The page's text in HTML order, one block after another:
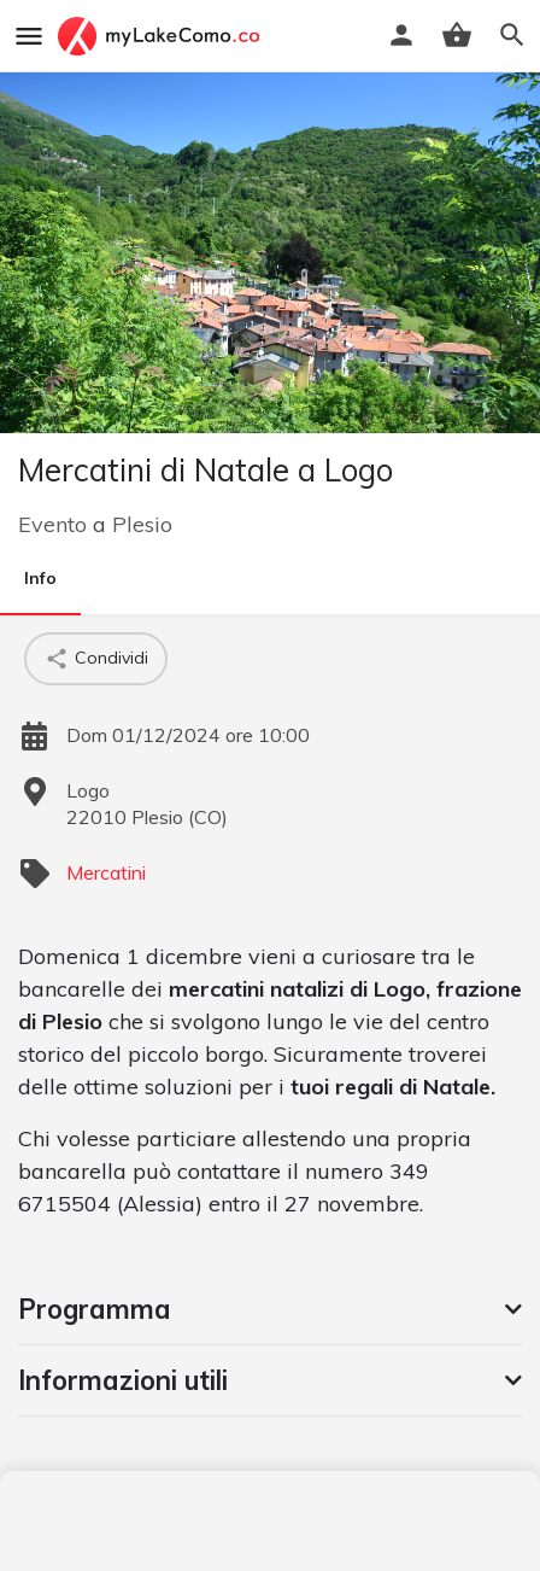
Mercatini di Natale a Logo
Evento a Plesio
Info
Condividi
Dom 01/12/2024 ore 10:00
Logo
22010 Plesio (CO)
Mercatini
Domenica 1 dicembre vieni a curiosare tra le
bancarelle dei mercatini natalizi di Logo, frazione
di Plesio che si svolgono lungo le vie del centro
storico del piccolo borgo. Sicuramente troverei
delle ottime soluzioni per i tuoi regali di Natale.
Chi volesse particiare allestendo una propria
bancarella può contattare il numero 349
6715504 (Alessia) entro il 27 novembre.
Programma
Informazioni utili